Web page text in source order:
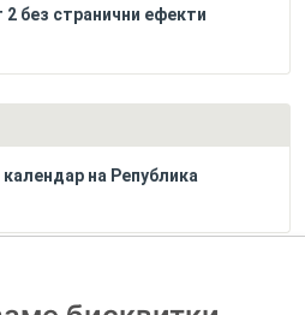
без странични ефекти
на Република